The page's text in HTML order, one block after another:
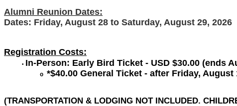
Alumni Reunion Dates:
Dates: Friday, August 28 to Saturday, August 29, 2026
Registration Costs:
• In-Person: Early Bird Ticket - USD $30.00 (ends
o *$40.00 General Ticket - after Friday, August
(TRANSPORTATION & LODGING NOT INCLUDED.